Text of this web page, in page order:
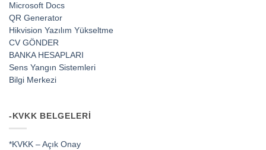
Microsoft Docs
QR Generator
Hikvision Yazılım Yükseltme
CV GÖNDER
BANKA HESAPLARI
Sens Yangın Sistemleri
Bilgi Merkezi
-KVKK BELGELERI
*KVKK – Açık Onay